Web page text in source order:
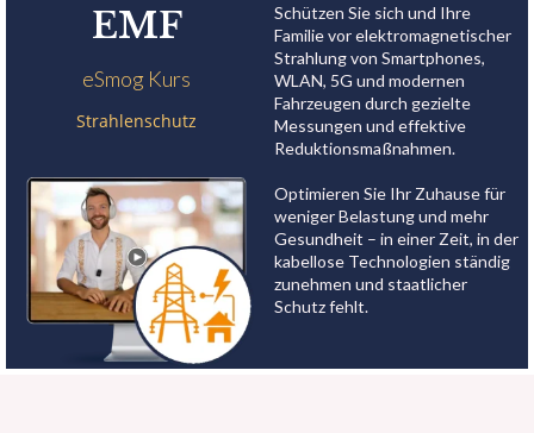
EMF
eSmog Kurs
Strahlenschutz
Schützen Sie sich und Ihre
Familie vor elektromagnetischer
Strahlung von Smartphones,
WLAN, 5G und modernen
Fahrzeugen durch gezielte
Messungen und effektive
Reduktionsmaßnahmen.
Optimieren Sie Ihr Zuhause für
weniger Belastung und mehr
Gesundheit – in einer Zeit, in der
kabellose Technologien ständig
zunehmen und staatlicher
Schutz fehlt.